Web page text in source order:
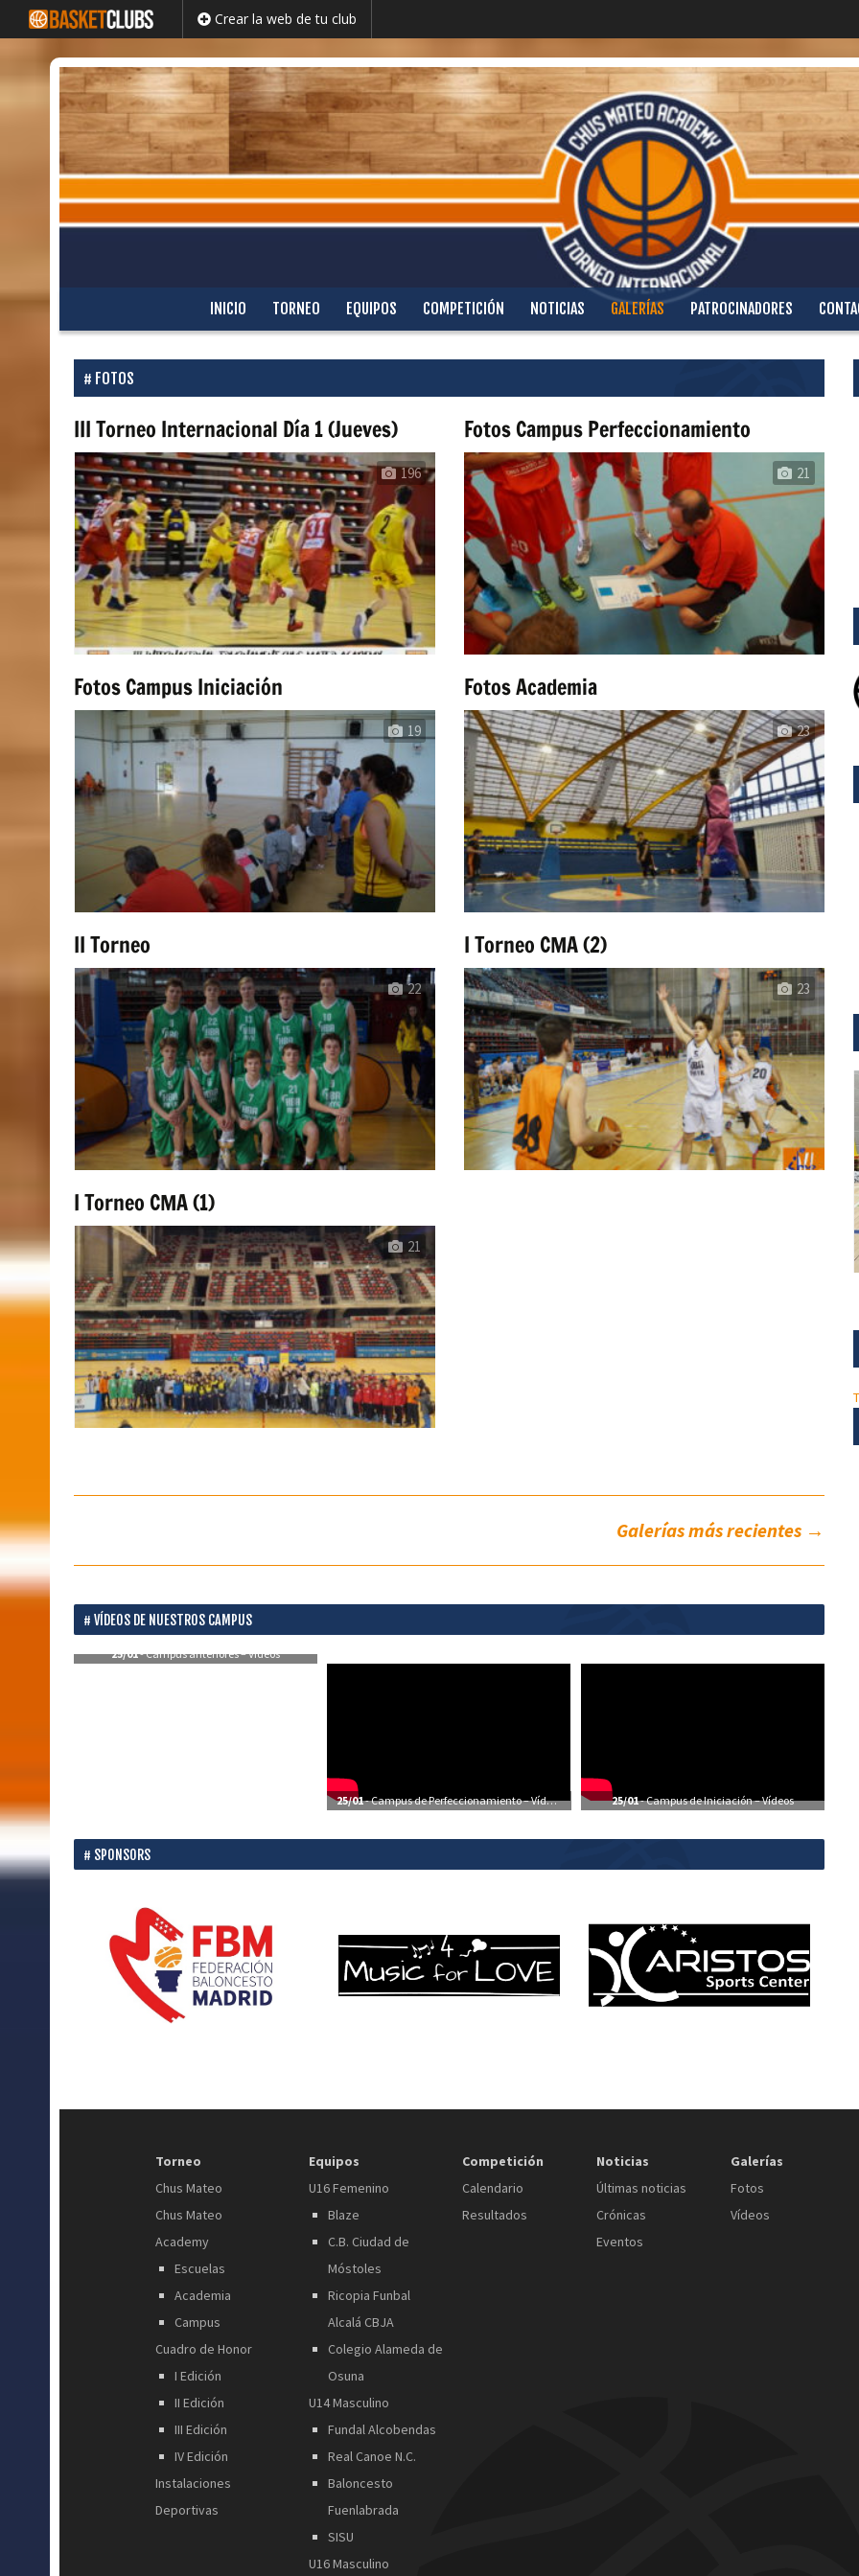
Crear la web de tu club
INICIO TORNEO EQUIPOS COMPETICIÓN NOTICIAS GALERÍAS PATROCINADORES
FOTOS
III Torneo Internacional Día 1 (Jueves)
196
Fotos Campus Perfeccionamiento
21
Fotos Campus Iniciación
19
Fotos Academia
23
II Torneo
22
I Torneo CMA (2)
23
I Torneo CMA (1)
21
Galerías más recientes →
VÍDEOS DE NUESTROS CAMPUS
25/01- Campus anteriores – Vídeos
25/01- Campus de Perfeccionamiento – Vídeos 25/01- Campus de Iniciación – Vídeos
SPONSORS
Torneo
Chus Mateo
Chus Mateo
Academy
Escuelas
Academia
Campus
Cuadro de Honor
I Edición
II Edición
III Edición
IV Edición
Instalaciones
Deportivas
Equipos
U16 Femenino
Blaze
C.B. Ciudad de
Móstoles
Ricopia Funbal
Alcalá CBJA
Colegio Alameda de
Osuna
U14 Masculino
Fundal Alcobendas
Real Canoe N.C.
Baloncesto
Fuenlabrada
SISU
U16 Masculino
Competición
Calendario
Resultados
Noticias
Últimas noticias
Crónicas
Eventos
Galerías
Fotos
Vídeos